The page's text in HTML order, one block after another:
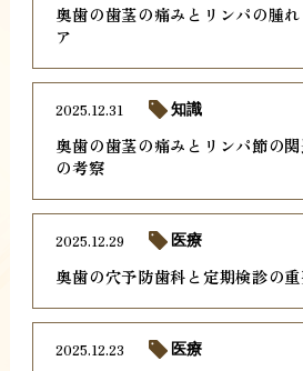
奥歯の歯茎の痛みとリンパの腫
ア
奥歯の歯茎の痛みとリンパ節の
の考察
2025.12.31 知識
奥歯の穴予防歯科と定期検診の
2025.12.29 医療
2025.12.23 医療